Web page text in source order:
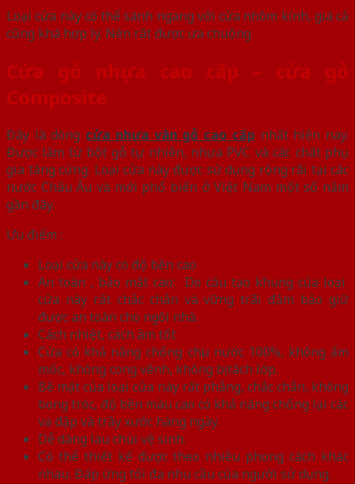
Loại cửa này có thể sánh ngang với cửa nhôm kính, giá cả
cũng khá hợp lý. Nên rất được ưa chuộng
Cửa gỗ nhựa cao cấp – cửa gỗ
Composite
Đây là dòng cửa nhựa vân gỗ cao cấp nhất hiện nay.
Được làm từ bột gỗ tự nhiên, nhựa PVC và các chất phụ
gia tăng cứng. Loại cửa này được sử dụng rộng rãi tại các
nước Châu Âu và mới phổ biến ở Việt Nam một số năm
gần đây.
Ưu điểm :
Loại cửa này có độ bền cao
An toàn , bảo mật cao: Do cấu tạo khung của loại
cửa này rất chắc chắn và vững trãi đảm bảo giữ
được an toàn cho ngôi nhà.
Cách nhiệt, cách âm tốt
Cửa có khả năng chống chịu nước 100%, không ẩm
mốc, không cong vênh, không bị tách lớp.
Bề mặt của loại cửa này rất phẳng, chắc chắn, không
bong tróc, độ bền màu cao có khả năng chống lại các
va đập và trầy xước hàng ngày.
Dễ dàng lau chùi vệ sinh.
Có thể thiết kế được theo nhiều phong cách khác
nhau. Đáp ứng tối đa nhu cầu của người sử dụng.